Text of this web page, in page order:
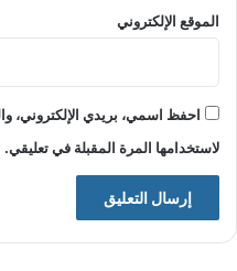
الموقع الإلكتروني
احفظ اسمي، بريدي الإلكتروني،
لاستخدامها المرة المقبلة في تعليقي.